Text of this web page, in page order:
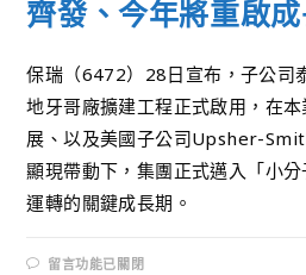
齊發、今年將重啟
保瑞（6472）28日宣布，子公司
地牙哥廠擴建工程正式啟用，在
展、以及美國子公司Upsher-
顯現帶動下，集團正式邁入「小
運轉的關鍵成長期。
留言功能已關閉